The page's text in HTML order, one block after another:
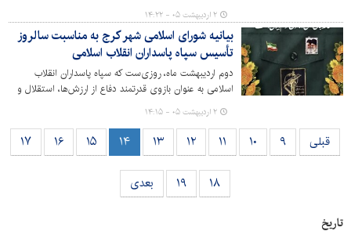
۲ اردیبهشت ۰۵ - ۱۴:۲۲
بیانیه شورای اسلامی شهر کرج به مناسبت سالروز
تأسیس سپاه پاسداران انقلاب اسلامی
دوم اردیبهشت ماه، روزی‌ست که سپاه پاسداران انقلاب
اسلامی به عنوان بازوی قدرتمند دفاع از ارزش‌ها، استقلال و
تمامیت ارضی کشور متولد شد. این نهاد مقدس، که ریشه در
باورهای عمیق مردمی دارد، همواره نماد «ایمان»، «ایثار» و
«مقاومت» در برابر استکبار جهانی بوده است.
۲ اردیبهشت ۰۵ - ۱۴:۱۵
قبلی ۹ ۱۰ ۱۱ ۱۲ ۱۳ ۱۴ ۱۵ ۱۶ ۱۷
۱۸ ۱۹ بعدی
تاریخ